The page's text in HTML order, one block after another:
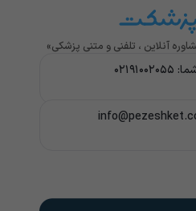
آنلاین ، تلفنی و متنی پزشکی»